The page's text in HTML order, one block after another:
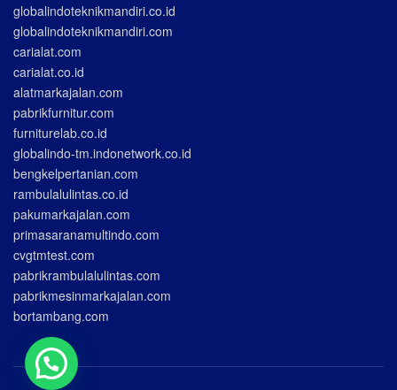
globalindoteknikmandiri.co.id
globalindoteknikmandiri.com
carialat.com
carialat.co.id
alatmarkajalan.com
pabrikfurnitur.com
furniturelab.co.id
globalindo-tm.indonetwork.co.id
bengkelpertanian.com
rambulalulintas.co.id
pakumarkajalan.com
primasaranamultindo.com
cvgtmtest.com
pabrikrambulalulintas.com
pabrikmesinmarkajalan.com
bortambang.com